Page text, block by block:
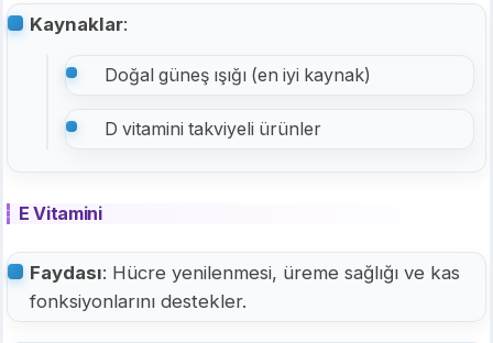
Kaynaklar:
Doğal güneş ışığı (en iyi kaynak)
D vitamini takviyeli ürünler
E Vitamini
Faydası: Hücre yenilenmesi, üreme sağlığı ve kas
fonksiyonlarını destekler.